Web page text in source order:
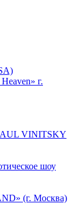
г.
VINITSKY
шоу
(г. Москва)